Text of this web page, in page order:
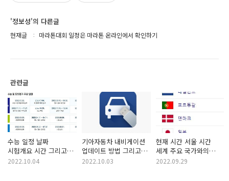
'정보성'의 다른글
현재글 마라톤대회 일정은 마라톤 온라인에서 확인하기
관련글
수능 일정 날짜
시험개요 시간 그리고
유용자료
2022.10.04
기아자동차 내비게이션
업데이트 방법 그리고
오류
2022.10.03
현재 시간 서울 시간
세계 주요 국가와의
차이 정리
2022.09.29